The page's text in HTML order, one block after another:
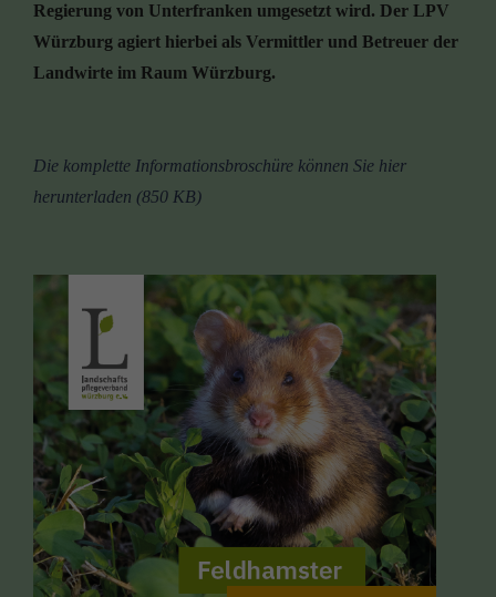
Regierung von Unterfranken umgesetzt wird. Der LPV
Würzburg agiert hierbei als Vermittler und Betreuer der
Landwirte im Raum Würzburg.
Die komplette Informationsbroschüre können Sie hier
herunterladen (850 KB)